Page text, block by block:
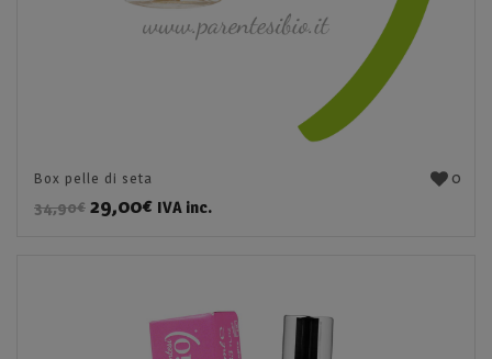
0
Box pelle di seta
34,90€ 29,00€ IVA inc.